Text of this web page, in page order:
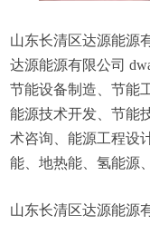
山东长清区达源能源
达源能源有限公司
节能设备制造、节能
能源技术开发、节能
术咨询、能源工程设
能、地热能、氢能源
山东长清区达源能源